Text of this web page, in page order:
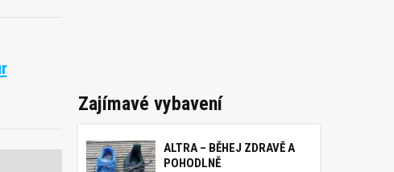
Zajímavé vybavení
ALTRA – BĚHEJ ZDRAVĚ A
POHODLNĚ